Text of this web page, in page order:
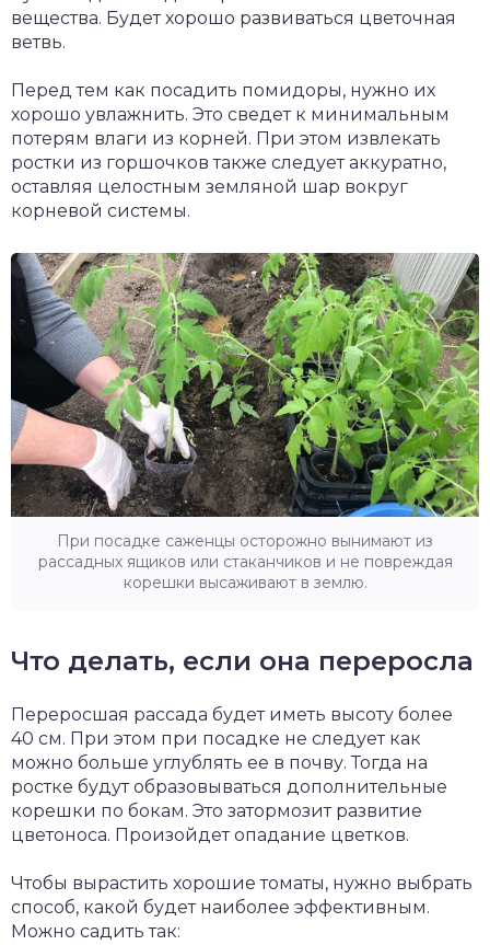
вещества. Будет хорошо развиваться цветочная
ветвь.
Перед тем как посадить помидоры, нужно их
хорошо увлажнить. Это сведет к минимальным
потерям влаги из корней. При этом извлекать
ростки из горшочков также следует аккуратно,
оставляя целостным земляной шар вокруг
корневой системы.
При посадке саженцы осторожно вынимают из
рассадных ящиков или стаканчиков и не повреждая
корешки высаживают в землю.
Что делать, если она переросла
Переросшая рассада будет иметь высоту более
40 см. При этом при посадке не следует как
можно больше углублять ее в почву. Тогда на
ростке будут образовываться дополнительные
корешки по бокам. Это затормозит развитие
цветоноса. Произойдет опадание цветков.
Чтобы вырастить хорошие томаты, нужно выбрать
способ, какой будет наиболее эффективным.
Можно садить так: